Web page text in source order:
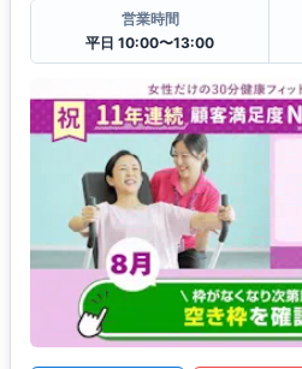
営業時間
平日 10:00〜13:00